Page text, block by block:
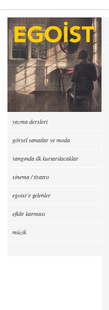
yazma dersleri
görsel sanatlar ve moda
yangında ilk kurtarılacaklar
sinema / tiyatro
egoist’e gelenler
efkâr karması
müzik